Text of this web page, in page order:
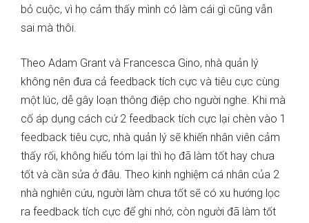
bỏ cuộc, vì họ cảm thấy mình có làm cái gì cũng vẫn
sai mà thôi.
Theo Adam Grant và Francesca Gino, nhà quản lý
không nên đưa cả feedback tích cực và tiêu cực cùng
một lúc, dễ gây loạn thông điệp cho người nghe. Khi mà
cố áp dụng cách cứ 2 feedback tích cực lại chèn vào 1
feedback tiêu cực, nhà quản lý sẽ khiến nhân viên cảm
thấy rối, không hiểu tóm lại thì họ đã làm tốt hay chưa
tốt và cần sửa ở đâu. Theo kinh nghiệm cá nhân của 2
nhà nghiên cứu, người làm chưa tốt sẽ có xu hướng lọc
ra feedback tích cực để ghi nhớ, còn người đã làm tốt